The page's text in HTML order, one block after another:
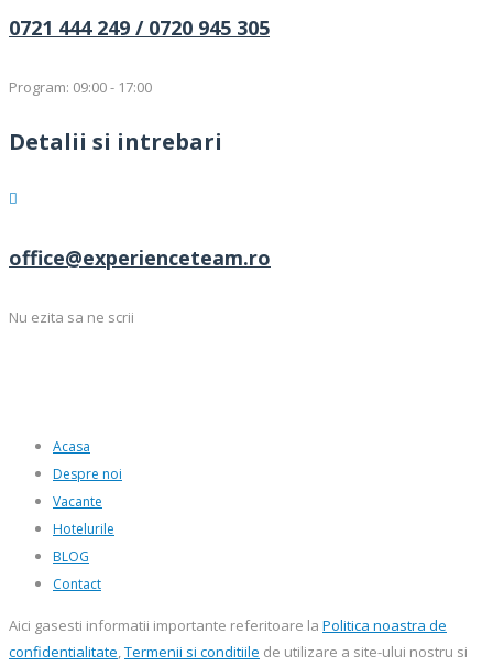
0721 444 249 / 0720 945 305
Program: 09:00 - 17:00
Detalii si intrebari
office@experienceteam.ro
Nu ezita sa ne scrii
Acasa
Despre noi
Vacante
Hotelurile
BLOG
Contact
Aici gasesti informatii importante referitoare la Politica noastra de
confidentialitate,Termenii si conditiile de utilizare a site-ului nostru si